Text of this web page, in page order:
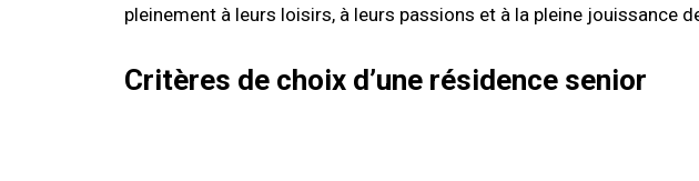
pleinement à leurs loisirs, à leurs passions et à la pleine jouissance
Critères de choix d’une résidence senior